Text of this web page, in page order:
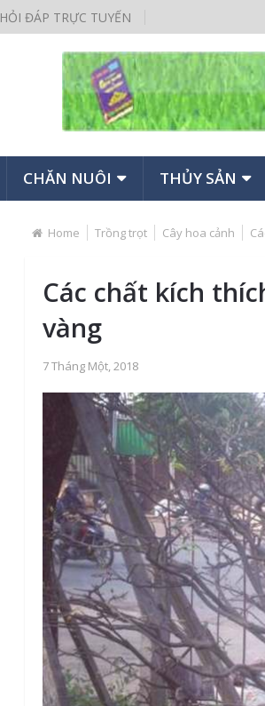
HỎI ĐÁP TRỰC TUYẾN
CHĂN NUÔI THỦY SẢN
Home Trồng trọt Cây hoa cảnh
Các chất kích
vàng
7 Tháng Một, 2018